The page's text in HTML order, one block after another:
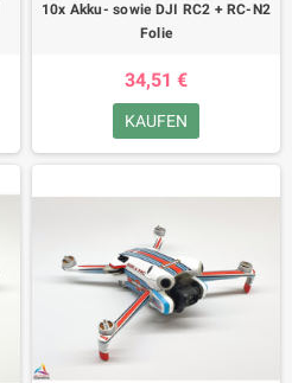
10x Akku- sowie DJI RC2 + RC-N2
Folie
34,51 €
KAUFEN